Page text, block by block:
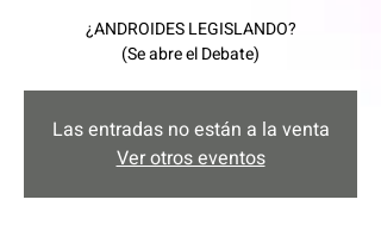
¿ANDROIDES LEGISLANDO?
(Se abre el Debate)
Las entradas no están a la venta
Ver otros eventos